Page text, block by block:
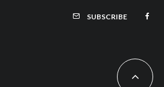
SUBSCRIBE